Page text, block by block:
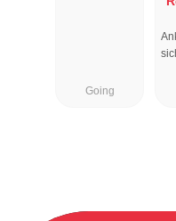
Going